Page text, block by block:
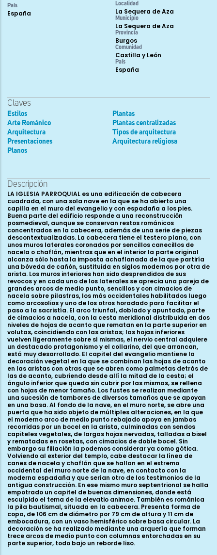
País
España
Localidad
La Sequera de Aza
Municipio
La Sequera de Aza
Provincia
Burgos
Comunidad
Castilla y León
País
España
Claves
Estilos
Arte Románico
Arquitectura
Presentaciones
Planos
Plantas
Plantas centralizadas
Tipos de arquitectura
Arquitectura religiosa
Descripción
LA IGLESIA PARROQUIAL es una edificación de cabecera
cuadrada, con una sola nave en la que se ha abierto una
capilla en el muro del evangelio y con espadaña a los pies.
Buena parte del edificio responde a una reconstrucción
posmedieval, aunque se conservan restos románicos
concentrados en la cabecera, además de una serie de piezas
descontextualizadas. La cabecera tiene el testero plano, con
unos muros laterales coronados por sencillos canecillos de
nacela o chaflán, mientras que en el interior la parte original
alcanza sólo hasta la imposta achaflanada de la que partiría
una bóveda de cañón, sustituida en siglos modernos por otra de
arista. Los muros interiores han sido desprendidos de sus
revocos y en cada uno de los laterales se aprecia una pareja de
grandes arcos de medio punto, sencillos y con cimacios de
nacela sobre pilastras, los más occidentales habilitados luego
como arcosolios y uno de los otros horadado para facilitar el
paso a la sacristía. El arco triunfal, doblado y apuntado, parte
de cimacios a nacela, con la cesta meridional distribuida en dos
niveles de hojas de acanto que rematan en la parte superior en
volutas, coincidiendo con las aristas; las hojas inferiores
vuelven ligeramente sobre sí mismas, el nervio central adquiere
un destacado protagonismo y el collarino, del que arrancan,
está muy desarrollado. El capitel del evangelio mantiene la
decoración vegetal en la que se combinan las hojas de acanto
en las aristas con otras que se abren como palmetas detrás de
las de acanto, cubriendo desde allí la mitad de la cesta; el
ángulo inferior que queda sin cubrir por las mismas, se rellena
con hojas de menor tamaño. Los fustes se realizan mediante
una sucesión de tambores de diversos tamaños que se apoyan
en una basa. Al fondo de la nave, en el muro norte, se abre una
puerta que ha sido objeto de múltiples alteraciones, en la que
el moderno arco de medio punto rebajado apoya en jambas
recorridas por un bocel en la arista, culminadas con sendos
capiteles vegetales, de largas hojas nervadas, talladas a bisel
y rematadas en rosetas, con cimacios de doble bocel. Sin
embargo su filiación la podemos considerar ya como gótica.
Volviendo al exterior del templo, cabe destacar la línea de
canes de nacela y chaflán que se hallan en el extremo
occidental del muro norte de la nave, en contacto con la
moderna espadaña y que serían otro de los testimonios de la
antigua construcción. En ese mismo muro septentrional se halla
empotrado un capitel de buenas dimensiones, donde está
esculpido el tema de la elevatio animae. También es románica
la pila bautismal, situada en la cabecera. Presenta forma de
copa, de 106 cm de diámetro por 79 cm de altura y 11 cm de
embocadura, con un vaso hemisférico sobre basa circular. La
decoración se ha realizado mediante una arquería que forman
trece arcos de medio punto con columnas entorchadas en su
parte superior, todo bajo un reborde liso.